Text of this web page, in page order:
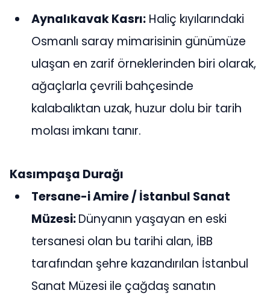
Aynalıkavak Kasrı: Haliç kıyılarındaki
Osmanlı saray mimarisinin günümüze
ulaşan en zarif örneklerinden biri olarak,
ağaçlarla çevrili bahçesinde
kalabalıktan uzak, huzur dolu bir tarih
molası imkanı tanır.
Kasımpaşa Durağı
Tersane-i Amire / İstanbul Sanat
Müzesi:Dünyanın yaşayan en eski
tersanesi olan bu tarihi alan, İBB
tarafından şehre kazandırılan İstanbul
Sanat Müzesi ile çağdaş sanatın